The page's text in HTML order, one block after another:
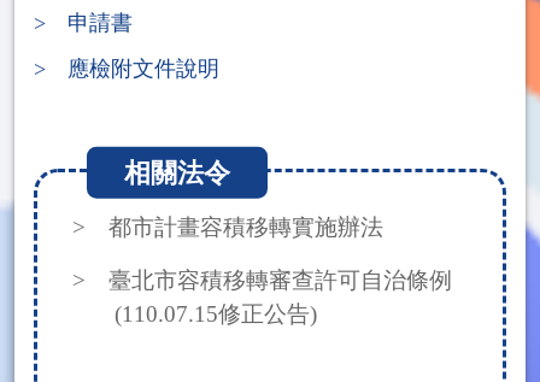
> 申請書
> 應檢附文件說明
相關法令
> 都市計畫容積移轉實施辦法
> 臺北市容積移轉審查許可自治條例
(110.07.15修正公告)